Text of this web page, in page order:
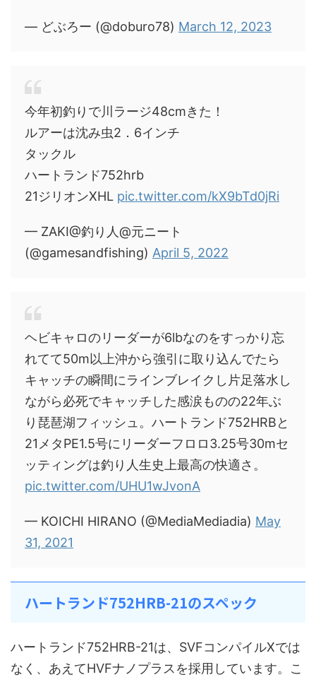
— どぶろー (@doburo78) March 12, 2023
今年初釣りで川ラージ48cmきた！
ルアーは沈み虫2．6インチ
タックル
ハートランド752hrb
21ジリオンXHL pic.twitter.com/kX9bTd0jRi
— ZAKI@釣り人@元ニート
(@gamesandfishing) April 5, 2022
ヘビキャロのリーダーが6lbなのをすっかり忘
れてて50m以上沖から強引に取り込んでたら
キャッチの瞬間にラインブレイクし片足落水し
ながら必死でキャッチした感涙ものの22年ぶ
り琵琶湖フィッシュ。ハートランド752HRBと
21メタPE1.5号にリーダーフロロ3.25号30mセ
ッティングは釣り人生史上最高の快適さ。
pic.twitter.com/UHU1wJvonA
— KOICHI HIRANO (@MediaMediadia) May
31, 2021
ハートランド752HRB-21のスペック
ハートランド752HRB-21は、SVFコンパイルXでは
なく、あえてHVFナノプラスを採用しています。こ